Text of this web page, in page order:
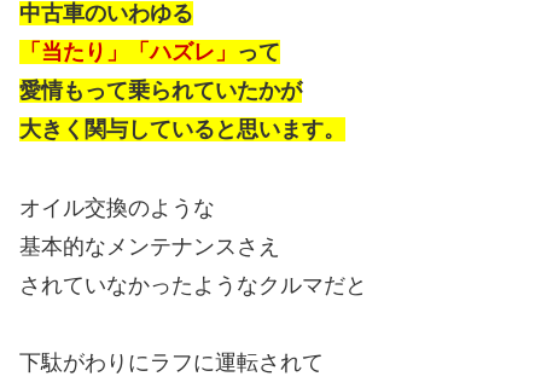
中古車のいわゆる
「当たり」「ハズレ」 って
愛情もって乗られていたかが
大きく関与していると思います。
オイル交換のような
基本的なメンテナンスさえ
されていなかったようなクルマだと
下駄がわりにラフに運転されて